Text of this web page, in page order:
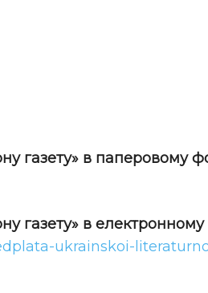
газету» в паперовому
газету» в електронному
ukrainskoi-